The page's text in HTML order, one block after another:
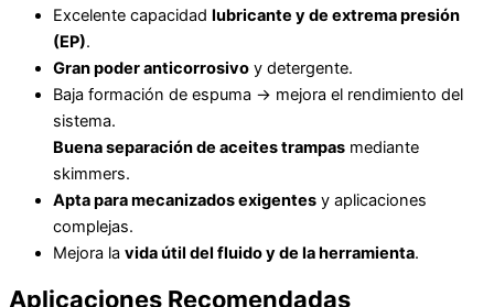
Excelente capacidad lubricante y de extrema presión
(EP).
Gran poder anticorrosivo y detergente.
Baja formación de espuma → mejora el rendimiento del
sistema.
Buena separación de aceites trampas mediante
skimmers.
Apta para mecanizados exigentes y aplicaciones
complejas.
Mejora la vida útil del fluido y de la herramienta.
Aplicaciones Recomendadas